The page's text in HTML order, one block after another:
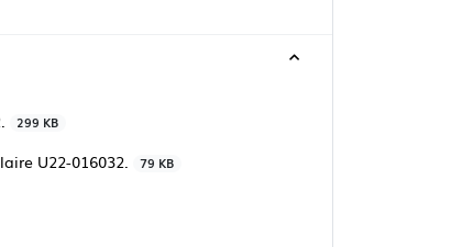
299 KB
U22-016032. 79 KB